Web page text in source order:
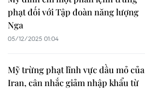
phạt đối với Tập đoàn năng lượng
Nga
05/12/2025 01:04
Mỹ trừng phạt lĩnh vực dầu mỏ của
Iran, cân nhắc giảm nhập khẩu từ